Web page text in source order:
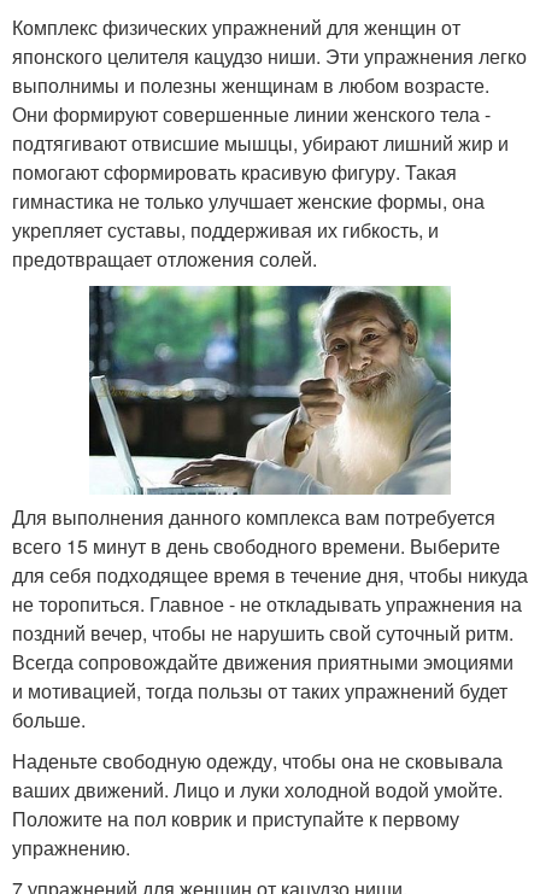
Комплекс физических упражнений для женщин от
японского целителя кацудзо ниши. Эти упражнения легко
выполнимы и полезны женщинам в любом возрасте.
Они формируют совершенные линии женского тела -
подтягивают отвисшие мышцы, убирают лишний жир и
помогают сформировать красивую фигуру. Такая
гимнастика не только улучшает женские формы, она
укрепляет суставы, поддерживая их гибкость, и
предотвращает отложения солей.
Для выполнения данного комплекса вам потребуется
всего 15 минут в день свободного времени. Выберите
для себя подходящее время в течение дня, чтобы никуда
не торопиться. Главное - не откладывать упражнения на
поздний вечер, чтобы не нарушить свой суточный ритм.
Всегда сопровождайте движения приятными эмоциями
и мотивацией, тогда пользы от таких упражнений будет
больше.
Наденьте свободную одежду, чтобы она не сковывала
ваших движений. Лицо и луки холодной водой умойте.
Положите на пол коврик и приступайте к первому
упражнению.
7 упражнений для женщин от кацудзо ниши.